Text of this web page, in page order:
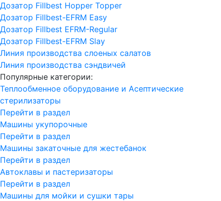
Дозатор Fillbest Hopper Topper
Дозатор Fillbest-EFRM Easy
Дозатор Fillbest EFRM-Regular
Дозатор Fillbest-EFRM Slay
Линия производства слоеных салатов
Линия производства сэндвичей
Популярные категории:
Теплообменное оборудование и Асептические
стерилизаторы
Перейти в раздел
Машины укупорочные
Перейти в раздел
Машины закаточные для жестебанок
Перейти в раздел
Автоклавы и пастеризаторы
Перейти в раздел
Машины для мойки и сушки тары